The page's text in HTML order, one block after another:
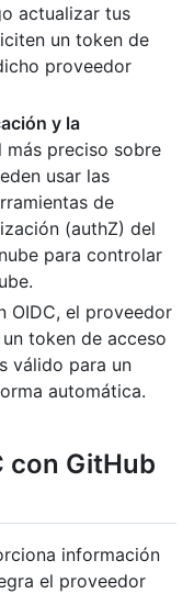
actualizar tus
un token de
proveedor
y la
preciso sobre
usar las
de
(authZ) del
para controlar
OIDC, el proveedor
token de acceso
válido para un
automática.
con GitHub
información
el proveedor